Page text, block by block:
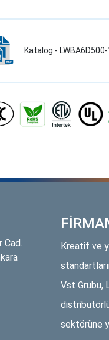
Katalog -
Cad.
Kreatif ve
Vst Grubu,
sektörüne